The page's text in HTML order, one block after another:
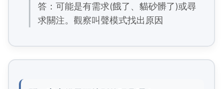
答：可能是有需求(餓了、貓砂髒了)或尋
求關注。觀察叫聲模式找出原因